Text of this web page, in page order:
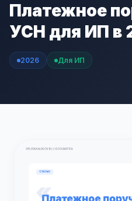
Платежное
УСН для ИП в
2026 Для ИП